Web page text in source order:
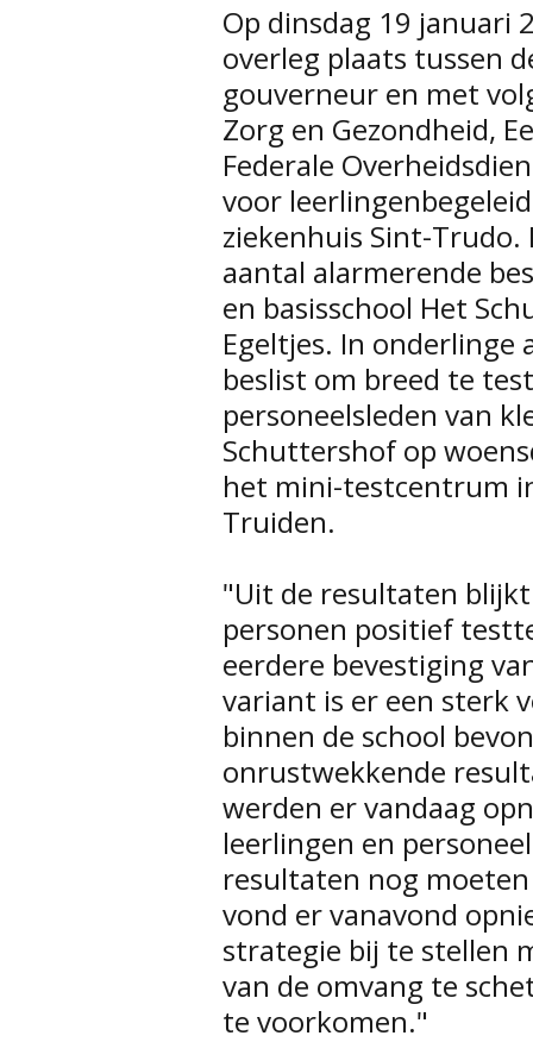
Op dinsdag 19 januari
overleg plaats tussen
gouverneur en met
Zorg en Gezondheid,
Federale
voor
ziekenhuis Sint-
aantal alarmerende
en basisschool Het
Egeltjes. In
beslist om breed te
personeelsleden van
Schuttershof op
het mini-testcentrum
Truiden.
"Uit de resultaten
personen positief
eerdere bevestiging
variant is er een sterk
binnen de school
onrustwekkende
werden er vandaag
leerlingen en
resultaten nog
vond er vanavond
strategie bij te stellen
van de omvang te
te voorkomen."